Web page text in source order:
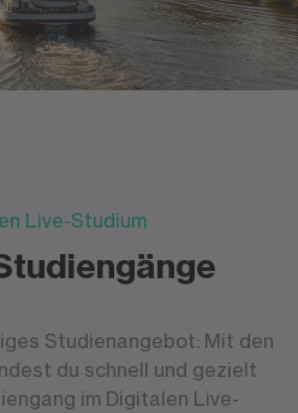
Live-Studium
Studienangebot: Mit den
du schnell und gezielt
im Digitalen Live-